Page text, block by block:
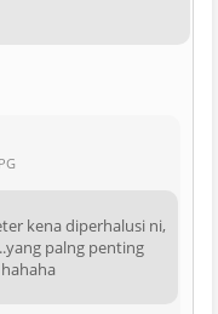
kena diperhalusi ni,
palng penting